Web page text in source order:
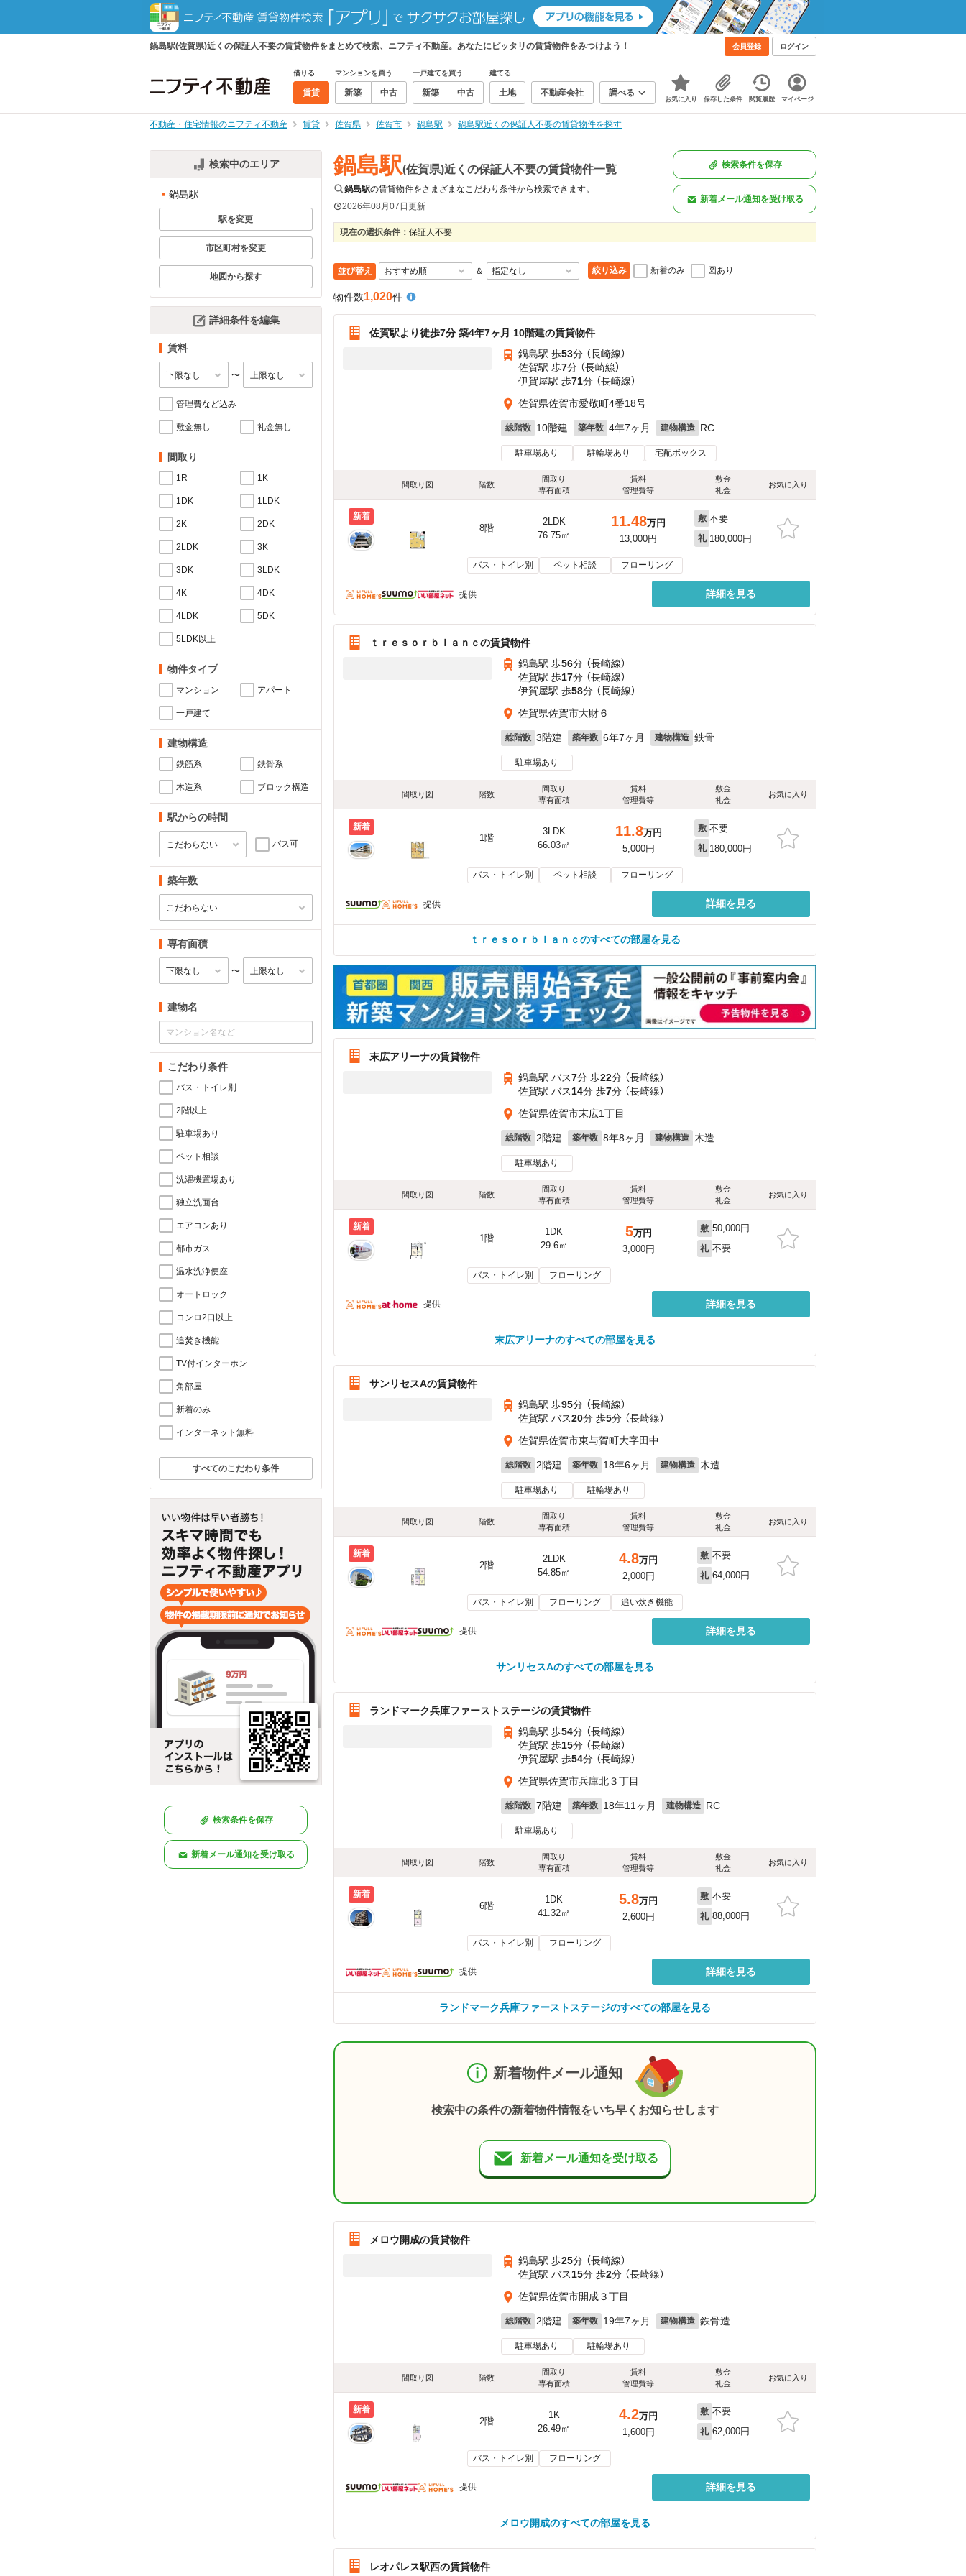
鍋島駅(佐賀県)近くの保証人不要の賃貸物件をまとめて検索、ニフティ不動産。あなたにピッタリの賃貸物件をみつけよう！ 会員登録 ログイン
借りる
賃貸
マンションを買う
新築 中古
一戸建てを買う
新築 中古
建てる
土地 不動産会社 調べる
お気に入り 保存した条件 閲覧履歴 マイページ
不動産・住宅情報のニフティ不動産 賃貸 佐賀県 佐賀市 鍋島駅 鍋島駅近くの保証人不要の賃貸物件を探す
検索中のエリア
鍋島駅
駅を変更
市区町村を変更
地図から探す
詳細条件を編集
賃料
〜
管理費など込み
敷金無し 礼金無し
間取り
1R 1K
1DK 1LDK
2K 2DK
2LDK 3K
3DK 3LDK
4K 4DK
4LDK 5DK
5LDK以上
物件タイプ
マンション アパート
一戸建て
建物構造
鉄筋系 鉄骨系
木造系 ブロック構造
駅からの時間
バス可
築年数
専有面積
〜
建物名
こだわり条件
バス・トイレ別
2階以上
駐車場あり
ペット相談
洗濯機置場あり
独立洗面台
エアコンあり
都市ガス
温水洗浄便座
オートロック
コンロ2口以上
追焚き機能
TV付インターホン
角部屋
新着のみ
インターネット無料
すべてのこだわり条件
検索条件を保存
新着メール通知を受け取る
鍋島駅(佐賀県)近くの保証人不要の賃貸物件一覧
鍋島駅の賃貸物件をさまざまなこだわり条件から検索できます。
2026年08月07日更新
検索条件を保存
新着メール通知を受け取る
現在の選択条件： 保証人不要
並び替え ＆ 絞り込み 新着のみ 図あり
物件数1,020件
佐賀駅より徒歩7分 築4年7ヶ月 10階建の賃貸物件
鍋島駅 歩53分 （長崎線）
佐賀駅 歩7分 （長崎線）
伊賀屋駅 歩71分 （長崎線）
佐賀県佐賀市愛敬町4番18号
総階数 10階建 築年数 4年7ヶ月 建物構造 RC
駐車場あり 駐輪場あり 宅配ボックス
間取り図 階数
間取り
専有面積
賃料
管理費等
敷金
礼金
お気に入り
新着
8階
2LDK
76.75㎡
11.48万円
13,000円
敷 不要
礼 180,000円
バス・トイレ別 ペット相談 フローリング
提供 詳細を見る
ｔｒｅｓｏｒｂｌａｎｃの賃貸物件
鍋島駅 歩56分 （長崎線）
佐賀駅 歩17分 （長崎線）
伊賀屋駅 歩58分 （長崎線）
佐賀県佐賀市大財６
総階数 3階建 築年数 6年7ヶ月 建物構造 鉄骨
駐車場あり
間取り図 階数
間取り
専有面積
賃料
管理費等
敷金
礼金
お気に入り
新着
1階
3LDK
66.03㎡
11.8万円
5,000円
敷 不要
礼 180,000円
バス・トイレ別 ペット相談 フローリング
提供 詳細を見る
ｔｒｅｓｏｒｂｌａｎｃのすべての部屋を見る
末広アリーナの賃貸物件
鍋島駅 バス7分 歩22分 （長崎線）
佐賀駅 バス14分 歩7分 （長崎線）
佐賀県佐賀市末広1丁目
総階数 2階建 築年数 8年8ヶ月 建物構造 木造
駐車場あり
間取り図 階数
間取り
専有面積
賃料
管理費等
敷金
礼金
お気に入り
新着
1階
1DK
29.6㎡
5万円
3,000円
敷 50,000円
礼 不要
バス・トイレ別 フローリング
提供 詳細を見る
末広アリーナのすべての部屋を見る
サンリセスAの賃貸物件
鍋島駅 歩95分 （長崎線）
佐賀駅 バス20分 歩5分 （長崎線）
佐賀県佐賀市東与賀町大字田中
総階数 2階建 築年数 18年6ヶ月 建物構造 木造
駐車場あり 駐輪場あり
間取り図 階数
間取り
専有面積
賃料
管理費等
敷金
礼金
お気に入り
新着
2階
2LDK
54.85㎡
4.8万円
2,000円
敷 不要
礼 64,000円
バス・トイレ別 フローリング 追い炊き機能
提供 詳細を見る
サンリセスAのすべての部屋を見る
ランドマーク兵庫ファーストステージの賃貸物件
鍋島駅 歩54分 （長崎線）
佐賀駅 歩15分 （長崎線）
伊賀屋駅 歩54分 （長崎線）
佐賀県佐賀市兵庫北３丁目
総階数 7階建 築年数 18年11ヶ月 建物構造 RC
駐車場あり
間取り図 階数
間取り
専有面積
賃料
管理費等
敷金
礼金
お気に入り
新着
6階
1DK
41.32㎡
5.8万円
2,600円
敷 不要
礼 88,000円
バス・トイレ別 フローリング
提供 詳細を見る
ランドマーク兵庫ファーストステージのすべての部屋を見る
新着物件メール通知
検索中の条件の新着物件情報をいち早くお知らせします
新着メール通知を受け取る
メロウ開成の賃貸物件
鍋島駅 歩25分 （長崎線）
佐賀駅 バス15分 歩2分 （長崎線）
佐賀県佐賀市開成３丁目
総階数 2階建 築年数 19年7ヶ月 建物構造 鉄骨造
駐車場あり 駐輪場あり
間取り図 階数
間取り
専有面積
賃料
管理費等
敷金
礼金
お気に入り
新着
2階
1K
26.49㎡
4.2万円
1,600円
敷 不要
礼 62,000円
バス・トイレ別 フローリング
提供 詳細を見る
メロウ開成のすべての部屋を見る
レオパレス駅西の賃貸物件